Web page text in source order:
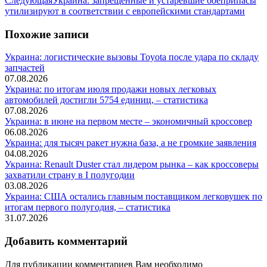
запись:
утилизируют в соответствии с европейскими стандартами
Похожие записи
Украина: логистические вызовы Toyota после удара по складу
запчастей
07.08.2026
Украина: по итогам июля продажи новых легковых
автомобилей достигли 5754 единиц, – статистика
07.08.2026
Украина: в июне на первом месте – экономичный кроссовер
06.08.2026
Украина: для тысяч ракет нужна база, а не громкие заявления
04.08.2026
Украина: Renault Duster стал лидером рынка – как кроссоверы
захватили страну в I полугодии
03.08.2026
Украина: США остались главным поставщиком легковушек по
итогам первого полугодия, – статистика
31.07.2026
Добавить комментарий
Для публикации комментариев Вам необходимо